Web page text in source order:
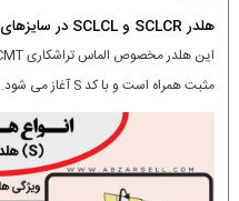
هلدر SCLCR و SCLCL در سایزهای مختلف
مثبت همراه است و با کد S آغاز می شود. کد S به معنای پیچی بودن هلدر می باشد.